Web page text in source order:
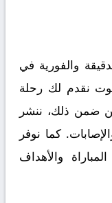
والفورية في
نقدم لك رحلة
ضمن ذلك، ننشر
كما نوفر
والأهداف